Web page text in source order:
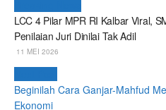
LCC 4 Pilar MPR RI Kalbar Viral,
Penilaian Juri Dinilai Tak Adil
11 MEI 2026
Beginilah Cara Ganjar-Mahfud
Ekonomi